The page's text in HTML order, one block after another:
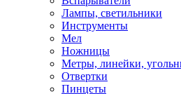
Лампы, светильники
Инструменты
Мел
Ножницы
Метры, линейки,
Отвертки
Пинцеты